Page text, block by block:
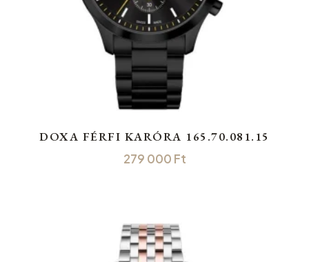
DOXA FÉRFI KARÓRA 165.70.081.15
279 000 Ft